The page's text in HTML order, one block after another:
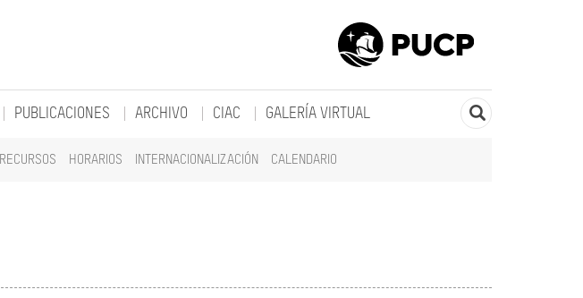
RECURSOS HORARIOS INTERNACIONALIZACIÓN CALENDARIO
PUBLICACIONES ARCHIVO CIAC GALERÍA VIRTUAL